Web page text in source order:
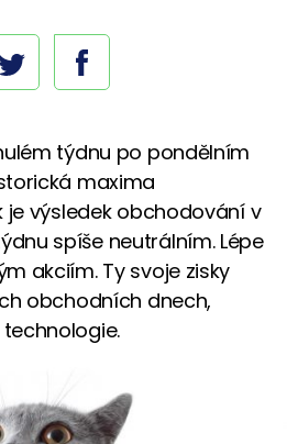
týdnu po pondělním
maxima
je výsledek obchodování v
spíše neutrálním. Lépe
akciím. Ty svoje zisky
obchodních dnech,